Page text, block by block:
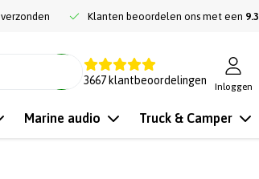
verzonden Klanten beoordelen ons met een 9.3
3667 klantbeoordelingen
Inloggen
Marine audio Truck & Camper